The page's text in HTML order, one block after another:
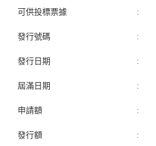
可供投標票據 :
發行號碼 :
發行日期 :
屆滿日期 :
申請額 :
發行額 :